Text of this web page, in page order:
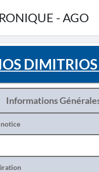
- AGO
Informations